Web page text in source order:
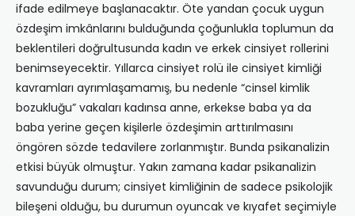
ifade edilmeye başlanacaktır. Öte yandan çocuk uygun
özdeşim imkânlarını bulduğunda çoğunlukla toplumun da
beklentileri doğrultusunda kadın ve erkek cinsiyet rollerini
benimseyecektir. Yıllarca cinsiyet rolü ile cinsiyet kimliği
kavramları ayrımlaşamamış, bu nedenle “cinsel kimlik
bozukluğu” vakaları kadınsa anne, erkekse baba ya da
baba yerine geçen kişilerle özdeşimin arttırılmasını
öngören sözde tedavilere zorlanmıştır. Bunda psikanalizin
etkisi büyük olmuştur. Yakın zamana kadar psikanalizin
savunduğu durum; cinsiyet kimliğinin de sadece psikolojik
bileşeni olduğu, bu durumun oyuncak ve kıyafet seçimiyle